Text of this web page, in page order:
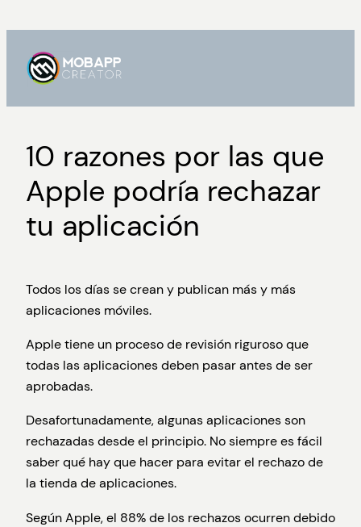
contenido
10 razones por las que
Apple podría rechazar
tu aplicación
Todos los días se crean y publican más y más
aplicaciones móviles.
Apple tiene un proceso de revisión riguroso que
todas las aplicaciones deben pasar antes de ser
aprobadas.
Desafortunadamente, algunas aplicaciones son
rechazadas desde el principio. No siempre es fácil
saber qué hay que hacer para evitar el rechazo de
la tienda de aplicaciones.
Según Apple, el 88% de los rechazos ocurren debido